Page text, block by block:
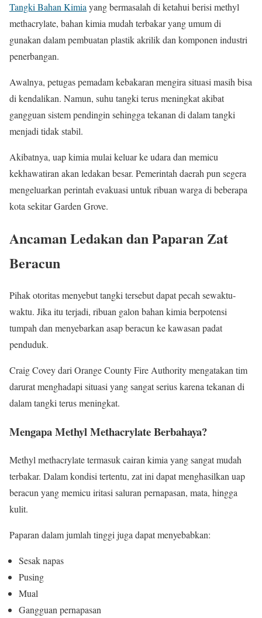
Tangki Bahan Kimia yang bermasalah di ketahui berisi methyl
methacrylate, bahan kimia mudah terbakar yang umum di
gunakan dalam pembuatan plastik akrilik dan komponen industri
penerbangan.
Awalnya, petugas pemadam kebakaran mengira situasi masih bisa
di kendalikan. Namun, suhu tangki terus meningkat akibat
gangguan sistem pendingin sehingga tekanan di dalam tangki
menjadi tidak stabil.
Akibatnya, uap kimia mulai keluar ke udara dan memicu
kekhawatiran akan ledakan besar. Pemerintah daerah pun segera
mengeluarkan perintah evakuasi untuk ribuan warga di beberapa
kota sekitar Garden Grove.
Ancaman Ledakan dan Paparan Zat
Beracun
Pihak otoritas menyebut tangki tersebut dapat pecah sewaktu-
waktu. Jika itu terjadi, ribuan galon bahan kimia berpotensi
tumpah dan menyebarkan asap beracun ke kawasan padat
penduduk.
Craig Covey dari Orange County Fire Authority mengatakan tim
darurat menghadapi situasi yang sangat serius karena tekanan di
dalam tangki terus meningkat.
Mengapa Methyl Methacrylate Berbahaya?
Methyl methacrylate termasuk cairan kimia yang sangat mudah
terbakar. Dalam kondisi tertentu, zat ini dapat menghasilkan uap
beracun yang memicu iritasi saluran pernapasan, mata, hingga
kulit.
Paparan dalam jumlah tinggi juga dapat menyebabkan:
Sesak napas
Pusing
Mual
Gangguan pernapasan